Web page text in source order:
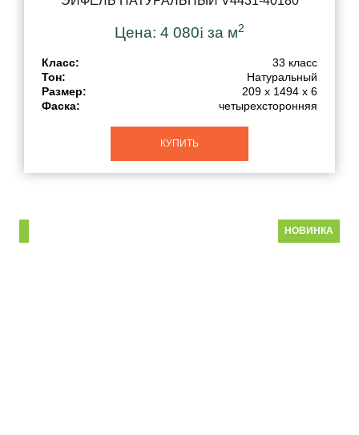
Цена: 4 080i за м2
Класс:
33 класс
Тон:
Натуральный
Размер:
209 x 1494 x 6
Фаска:
четырехсторонняя
КУПИТЬ
НОВИНКА